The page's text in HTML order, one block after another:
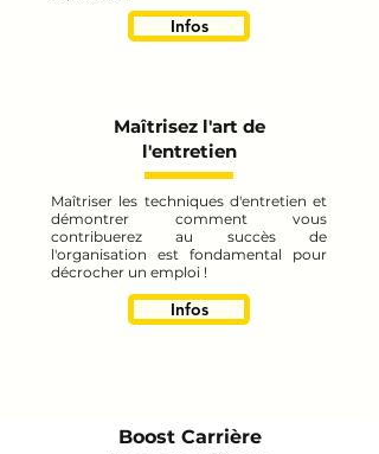
Infos
Maîtrisez l'art de
l'entretien
Maîtriser les techniques d'entretien et
démontrer comment vous
contribuerez au succès de
l'organisation est fondamental pour
décrocher un emploi !
Infos
Boost Carrière